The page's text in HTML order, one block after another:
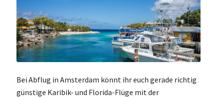
Bei Abflug in Amsterdam könnt ihr euch gerade richtig
günstige Karibik- und Florida-Flüge mit der